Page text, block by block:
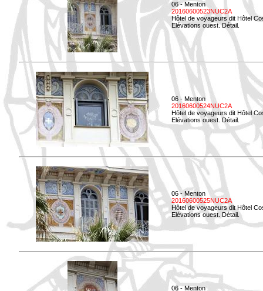
06 - Menton
20160600523NUC2A
Hôtel de voyageurs dit Hôtel
Elévations ouest. Détail.
06 - Menton
20160600524NUC2A
Hôtel de voyageurs dit Hôtel
Elévations ouest. Détail.
06 - Menton
20160600525NUC2A
Hôtel de voyageurs dit Hôtel
Elévations ouest. Détail.
06 - Menton